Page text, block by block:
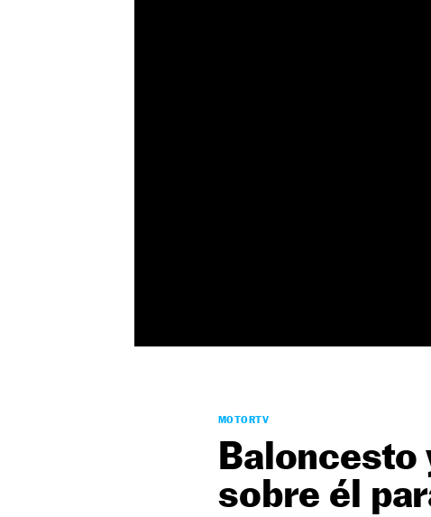
MOTORTV
Baloncesto
sobre él